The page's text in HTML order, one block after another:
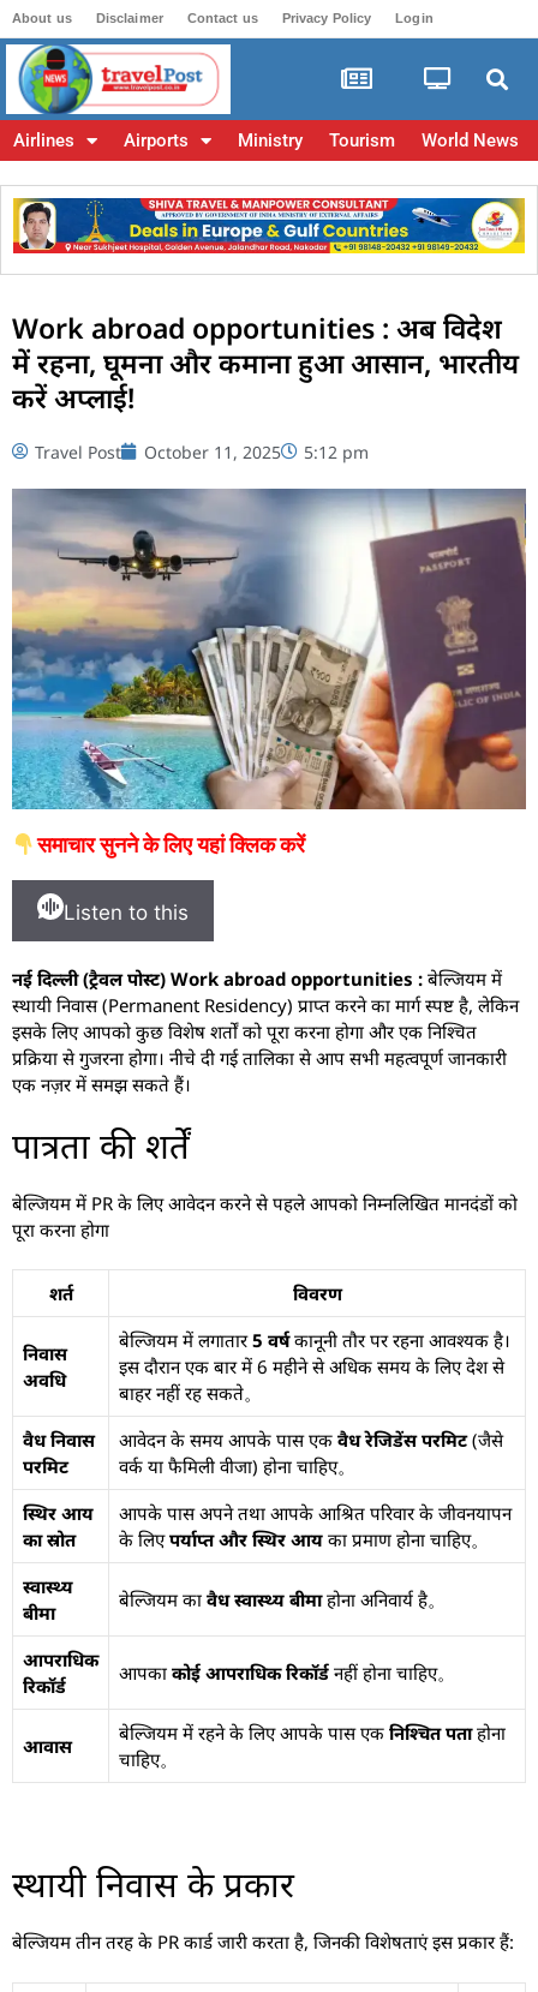
About us Disclaimer Contact us Privacy Policy Login
Airlines Airports Ministry Tourism World News
Work abroad opportunities : अब विदेश
में रहना, घूमना और कमाना हुआ आसान, भारतीय
करें अप्लाई!
Travel Post October 11, 2025 5:12 pm
समाचार सुनने के लिए यहां क्लिक करें
Listen to this
नई दिल्ली (ट्रैवल पोस्ट) Work abroad opportunities : बेल्जियम में
स्थायी निवास (Permanent Residency) प्राप्त करने का मार्ग स्पष्ट है, लेकिन
इसके लिए आपको कुछ विशेष शर्तों को पूरा करना होगा और एक निश्चित
प्रक्रिया से गुजरना होगा। नीचे दी गई तालिका से आप सभी महत्वपूर्ण जानकारी
एक नज़र में समझ सकते हैं।
पात्रता की शर्तें
बेल्जियम में PR के लिए आवेदन करने से पहले आपको निम्नलिखित मानदंडों को
पूरा करना होगा
शर्त विवरण
निवास
अवधि
बेल्जियम में लगातार5 वर्षकानूनी तौर पर रहना आवश्यक है।
इस दौरान एक बार में 6 महीने से अधिक समय के लिए देश से
बाहर नहीं रह सकते。
वैध निवास
परमिट
आवेदन के समय आपके पास एक वैध रेजिडेंस परमिट(जैसे
वर्क या फैमिली वीजा) होना चाहिए。
स्थिर आय
का स्रोत
आपके पास अपने तथा आपके आश्रित परिवार के जीवनयापन
के लिएपर्याप्त और स्थिर आय का प्रमाण होना चाहिए。
स्वास्थ्य
बीमा
बेल्जियम का वैध स्वास्थ्य बीमाहोना अनिवार्य है。
आपराधिक
रिकॉर्ड
आपका कोई आपराधिक रिकॉर्ड नहीं होना चाहिए。
आवास
बेल्जियम में रहने के लिए आपके पास एक निश्चित पताहोना
चाहिए。
स्थायी निवास के प्रकार
बेल्जियम तीन तरह के PR कार्ड जारी करता है, जिनकी विशेषताएं इस प्रकार हैं: